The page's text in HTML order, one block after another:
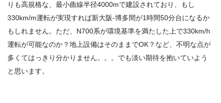
りも高規格な、最小曲線半径4000mで建設されており、もし
330km/m運転が実現すれば新大阪-博多間が1時間50分台になるか
もしれません。ただ、N700系が環境基準を満たした上で330km/h
運転が可能なのか？地上設備はそのままでOK？など、不明な点が
多くてはっきり分かりません。。。でも淡い期待を抱いていよう
と思います。